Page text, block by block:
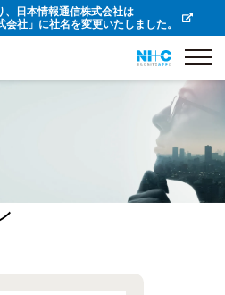
日本情報通信株式会社は
会社」に社名を変更いたしました。